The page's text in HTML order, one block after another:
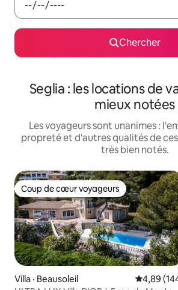
Chercher
Seglia : les locations de
mieux notées
Les voyageurs sont unanimes :
propreté et d'autres qualités de
très bien notés.
Coup de cœur voyageurs
Coup de cœur voyageurs
Villa · Beausoleil Note
4,89